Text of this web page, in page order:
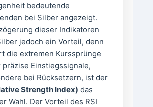
bedeutende
bei Silber angezeigt.
dieser Indikatoren
jedoch ein Vorteil, denn
die extremen Kurssprünge
präzise Einstiegssignale,
bei Rücksetzern, ist der
Strength Index) das
Wahl. Der Vorteil des RSI